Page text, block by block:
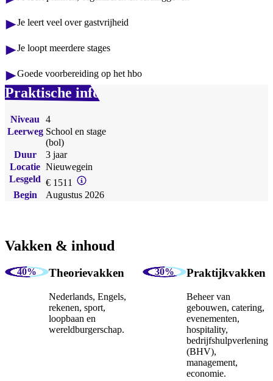
Je leert veel over gastvrijheid
Je loopt meerdere stages
Goede voorbereiding op het hbo
Praktische info
Niveau
4
Leerweg School en stage
(bol)
Duur
3 jaar
Locatie Nieuwegein
Lesgeld € 1511
Begin
Augustus 2026
Vakken & inhoud
Theorievakken
Nederlands, Engels,
rekenen, sport,
loopbaan en
wereldburgerschap.
Praktijkvakken
Beheer van
gebouwen, catering,
evenementen,
hospitality,
bedrijfshulpverlening
(BHV),
management,
economie.